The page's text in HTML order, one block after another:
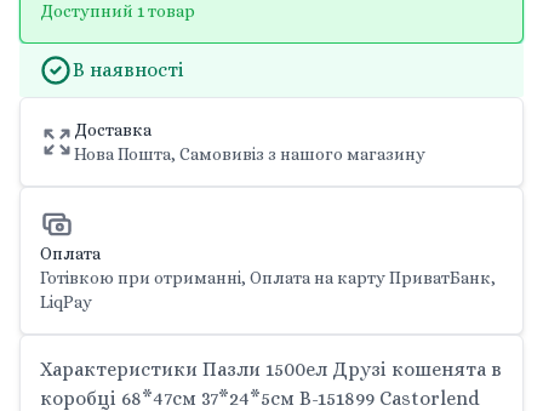
Доступний 1 товар
В наявності
Доставка
Нова Пошта, Самовивіз з нашого магазину
Оплата
Готівкою при отриманні, Оплата на карту ПриватБанк,
LiqPay
Характеристики Пазли 1500ел Друзі кошенята в
коробці 68*47см 37*24*5см B-151899 Castorlend